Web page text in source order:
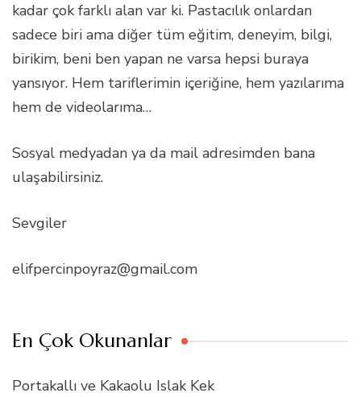
kadar çok farklı alan var ki. Pastacılık onlardan
sadece biri ama diğer tüm eğitim, deneyim, bilgi,
birikim, beni ben yapan ne varsa hepsi buraya
yansıyor. Hem tariflerimin içeriğine, hem yazılarıma
hem de videolarıma…
Sosyal medyadan ya da mail adresimden bana
ulaşabilirsiniz.
Sevgiler
elifpercinpoyraz@gmail.com
En Çok Okunanlar
Portakallı ve Kakaolu Islak Kek